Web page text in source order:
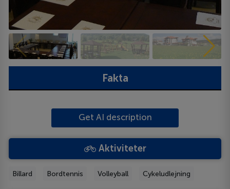
Fakta
Get AI description
Aktiviteter
Billard Bordtennis Volleyball Cykeludlejning